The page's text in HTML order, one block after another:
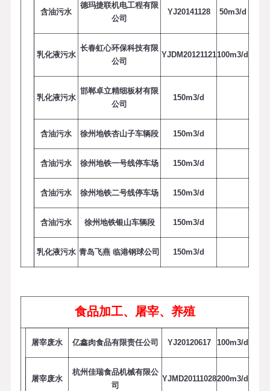
含油污水
德玛捷联机电工程有限
公司
YJ20141128 50m3/d
乳化液污水
长春虹心环保科技有限
公司
YJDM20121121100m3/d
乳化液污水
邯郸卓立精细板材有限
公司
150m3/d
含油污水 徐州地铁杏山子车辆段 150m3/d
含油污水 徐州地铁一号线停车场 150m3/d
含油污水 徐州地铁二号线停车场 150m3/d
含油污水 徐州地铁银山车辆段 150m3/d
乳化液污水 青岛飞燕 临港钢球公司 150m3/d
食品加工、屠宰、养殖
屠宰废水 亿鑫肉食品有限责任公司 YJ20120617 100m3/d
屠宰废水
杭州佳瑞食品机械有限公
司
YJMD20111028200m3/d